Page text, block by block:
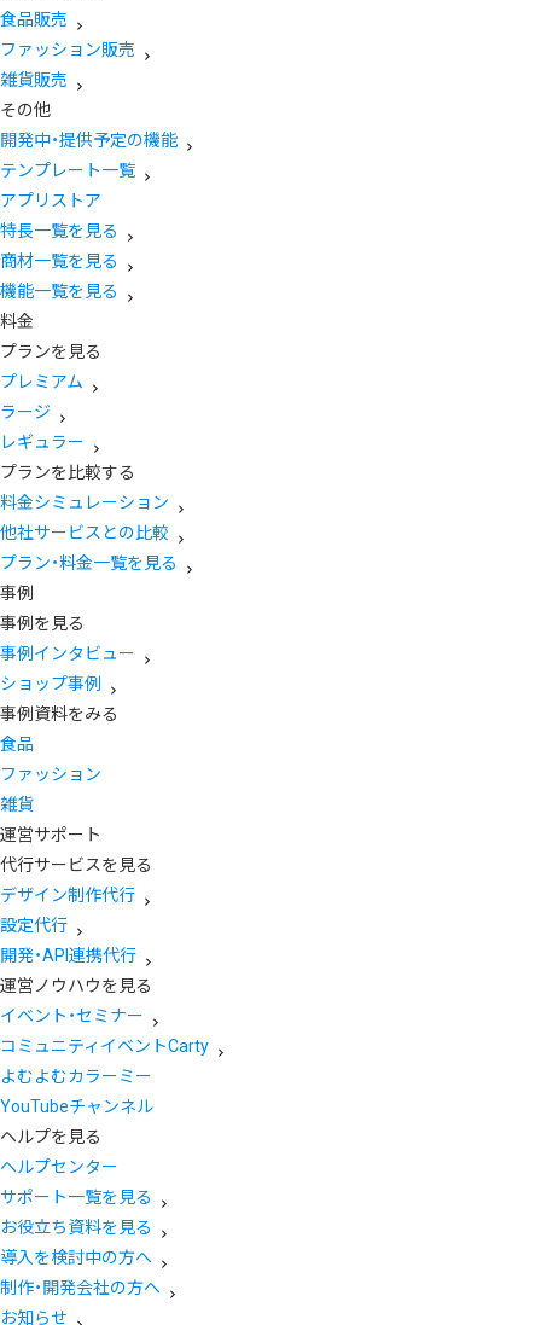
食品販売
ファッション販売
雑貨販売
その他
開発中・提供予定の機能
テンプレート一覧
アプリストア
特長一覧を見る
商材一覧を見る
機能一覧を見る
料金
プランを見る
プレミアム
ラージ
レギュラー
プランを比較する
料金シミュレーション
他社サービスとの比較
プラン・料金一覧を見る
事例
事例を見る
事例インタビュー
ショップ事例
事例資料をみる
食品
ファッション
雑貨
運営サポート
代行サービスを見る
デザイン制作代行
設定代行
開発・API連携代行
運営ノウハウを見る
イベント・セミナー
コミュニティイベントCarty
よむよむカラーミー
YouTubeチャンネル
ヘルプを見る
ヘルプセンター
サポート一覧を見る
お役立ち資料を見る
導入を検討中の方へ
制作・開発会社の方へ
お知らせ